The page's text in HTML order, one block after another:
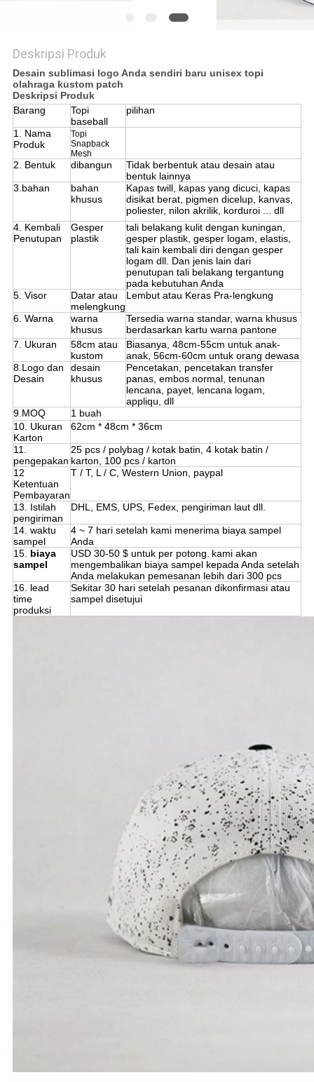
Deskripsi Produk
Desain sublimasi logo Anda sendiri baru unisex topi
olahraga kustom patch
Deskripsi Produk
Barang
Topi
baseball
pilihan
1. Nama
Produk
Topi
Snapback
Mesh
2. Bentuk dibangun
Tidak berbentuk atau desain atau
bentuk lainnya
3.bahan
bahan
khusus
Kapas twill, kapas yang dicuci, kapas
disikat berat, pigmen dicelup, kanvas,
poliester, nilon akrilik, korduroi ... dll
4. Kembali
Penutupan
Gesper
plastik
tali belakang kulit dengan kuningan,
gesper plastik, gesper logam, elastis,
tali kain kembali diri dengan gesper
logam dll. Dan jenis lain dari
penutupan tali belakang tergantung
pada kebutuhan Anda
5. Visor
Datar atau
melengkung
Lembut atau Keras Pra-lengkung
6. Warna
warna
khusus
Tersedia warna standar, warna khusus
berdasarkan kartu warna pantone
7. Ukuran
58cm atau
kustom
Biasanya, 48cm-55cm untuk anak-
anak, 56cm-60cm untuk orang dewasa
8.Logo dan
Desain
desain
khusus
Pencetakan, pencetakan transfer
panas, embos normal, tenunan
lencana, payet, lencana logam,
appliqu, dll
9.MOQ
1 buah
10. Ukuran
Karton
62cm * 48cm * 36cm
11.
pengepakan
25 pcs / polybag / kotak batin, 4 kotak batin /
karton, 100 pcs / karton
12
Ketentuan
Pembayaran
T / T, L / C, Western Union, paypal
13. Istilah
pengiriman
DHL, EMS, UPS, Fedex, pengiriman laut dll.
14. waktu
sampel
4 ~ 7 hari setelah kami menerima biaya sampel
Anda
15. biaya
sampel
USD 30-50 $ untuk per potong. kami akan
mengembalikan biaya sampel kepada Anda setelah
Anda melakukan pemesanan lebih dari 300 pcs
16. lead
time
produksi
Sekitar 30 hari setelah pesanan dikonfirmasi atau
sampel disetujui